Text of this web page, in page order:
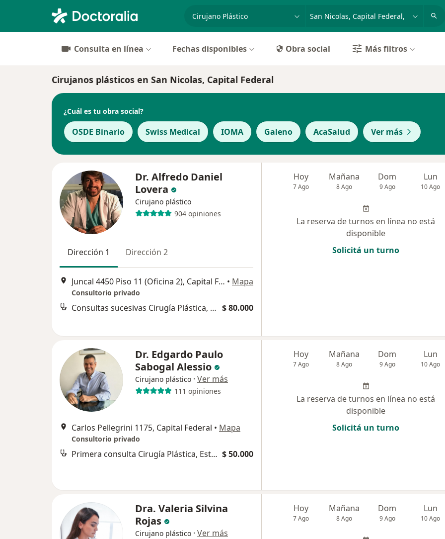
especialidad, enfermedad o nombre
Consulta en línea Fechas disponibles Obra social Más filtros
Cirujanos plásticos en San Nicolas, Capital Federal
¿Cuál es tu obra social?
OSDE Binario Swiss Medical IOMA Galeno AcaSalud Ver más
Dr. Alfredo Daniel
Lovera
Cirujano plástico
904 opiniones
Dirección 1 Dirección 2
Juncal 4450 Piso 11 (Oficina 2), Capital Federal • Mapa
Consultorio privado
Consultas sucesivas Cirugía Plástica, Estética y Reparadora $ 80.000
Hoy
7 Ago
Mañana
8 Ago
Dom
9 Ago
Lun
10 Ago
La reserva de turnos en línea no está
disponible
Solicitá un turno
Dr. Edgardo Paulo
Sabogal Alessio
Cirujano plástico · Ver más
111 opiniones
Carlos Pellegrini 1175, Capital Federal • Mapa
Consultorio privado
Primera consulta Cirugía Plástica, Estética y Reparadora $ 50.000
Hoy
7 Ago
Mañana
8 Ago
Dom
9 Ago
Lun
10 Ago
La reserva de turnos en línea no está
disponible
Solicitá un turno
Dra. Valeria Silvina
Rojas
Cirujano plástico · Ver más
Hoy
7 Ago
Mañana
8 Ago
Dom
9 Ago
Lun
10 Ago